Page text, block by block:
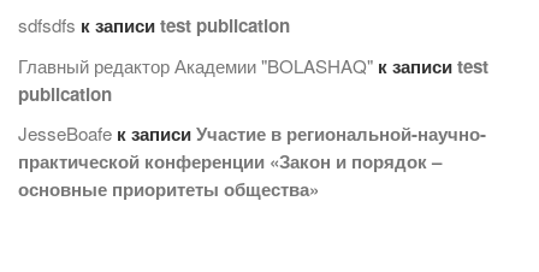
sdfsdfs к записиtest publication
Главный редактор Академии "BOLASHAQ" к записиtest
publication
JesseBoafe к записиУчастие в региональной-научно-
практической конференции «Закон и порядок –
основные приоритеты общества»